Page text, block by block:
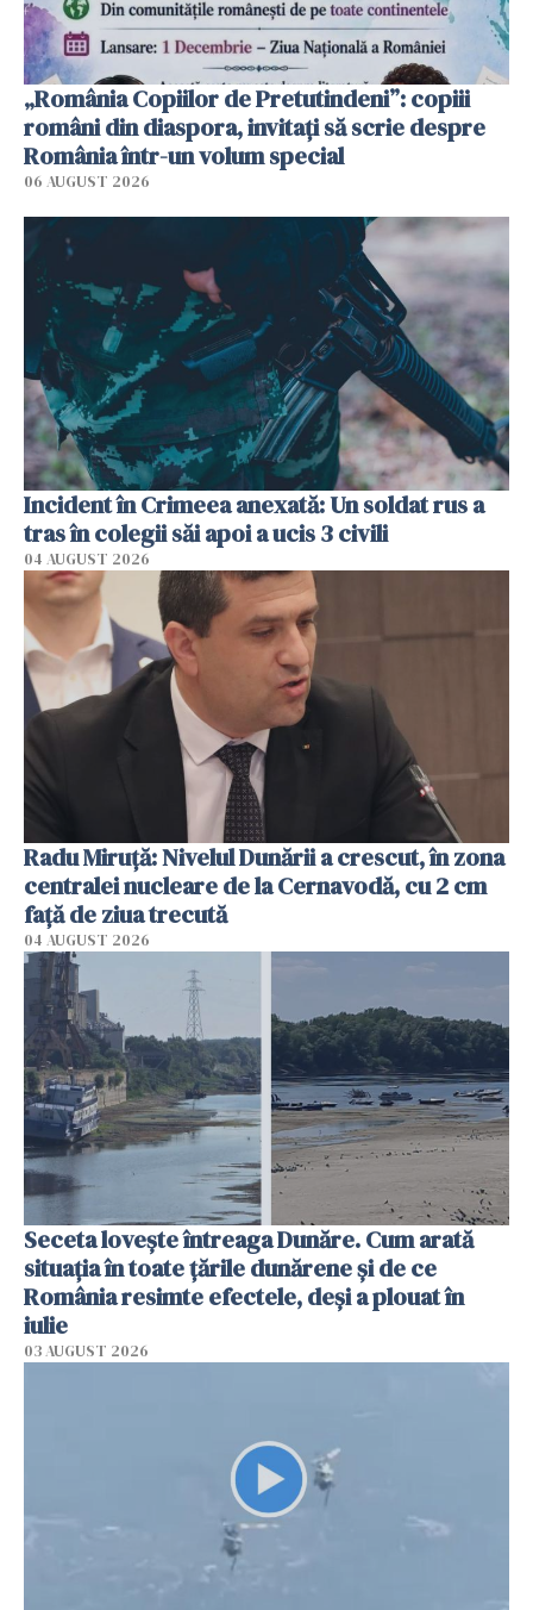
„România Copiilor de Pretutindeni”: copiii
români din diaspora, invitați să scrie despre
România într-un volum special
06 AUGUST 2026
Incident în Crimeea anexată: Un soldat rus a
tras în colegii săi apoi a ucis 3 civili
04 AUGUST 2026
Radu Miruţă: Nivelul Dunării a crescut, în zona
centralei nucleare de la Cernavodă, cu 2 cm
faţă de ziua trecută
04 AUGUST 2026
Seceta lovește întreaga Dunăre. Cum arată
situația în toate țările dunărene și de ce
România resimte efectele, deși a plouat în
iulie
03 AUGUST 2026